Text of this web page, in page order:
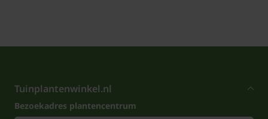
Tuinplantenwinkel.nl
Bezoekadres plantencentrum